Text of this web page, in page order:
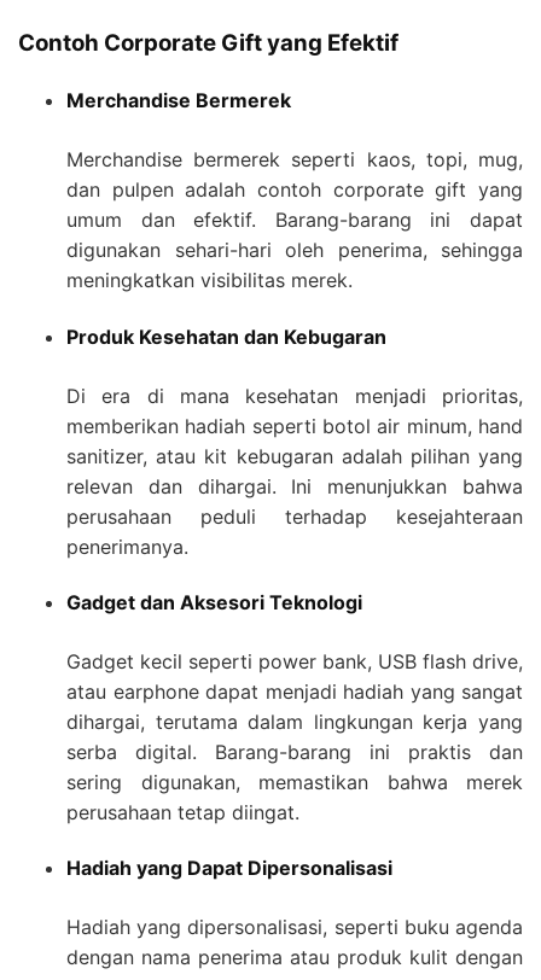
Contoh Corporate Gift yang Efektif
Merchandise Bermerek
Merchandise bermerek seperti kaos, topi, mug,
dan pulpen adalah contoh corporate gift yang
umum dan efektif. Barang-barang ini dapat
digunakan sehari-hari oleh penerima, sehingga
meningkatkan visibilitas merek.
Produk Kesehatan dan Kebugaran
Di era di mana kesehatan menjadi prioritas,
memberikan hadiah seperti botol air minum, hand
sanitizer, atau kit kebugaran adalah pilihan yang
relevan dan dihargai. Ini menunjukkan bahwa
perusahaan peduli terhadap kesejahteraan
penerimanya.
Gadget dan Aksesori Teknologi
Gadget kecil seperti power bank, USB flash drive,
atau earphone dapat menjadi hadiah yang sangat
dihargai, terutama dalam lingkungan kerja yang
serba digital. Barang-barang ini praktis dan
sering digunakan, memastikan bahwa merek
perusahaan tetap diingat.
Hadiah yang Dapat Dipersonalisasi
Hadiah yang dipersonalisasi, seperti buku agenda
dengan nama penerima atau produk kulit dengan